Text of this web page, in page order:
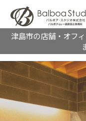
津島市の店舗・オフ